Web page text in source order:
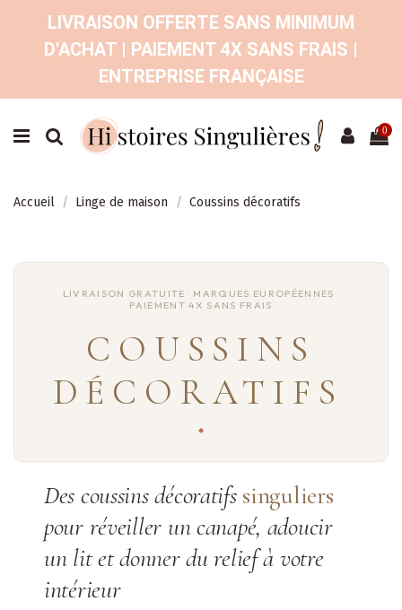
LIVRAISON OFFERTE SANS MINIMUM
D'ACHAT | PAIEMENT 4X SANS FRAIS |
ENTREPRISE FRANÇAISE
0
Accueil Linge de maison Coussins décoratifs
COUSSINS
DÉCORATIFS
Des coussins décoratifs singuliers
pour réveiller un canapé, adoucir
un lit et donner du relief à votre
intérieur